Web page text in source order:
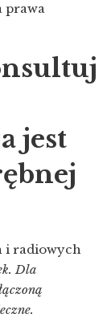
prawa
jest
i radiowych
Dla